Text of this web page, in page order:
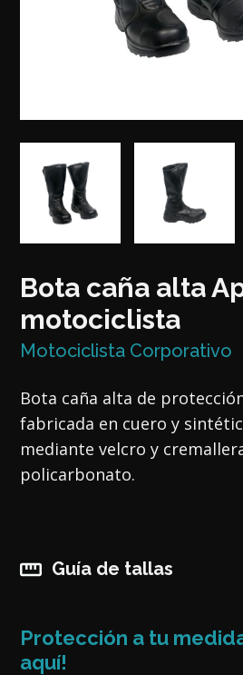
Bota caña alta
motociclista
Motociclista Corporativo
Bota caña alta de
fabricada en cuero y
mediante velcro y
policarbonato.
Guía de tallas
Protección a tu
aquí!